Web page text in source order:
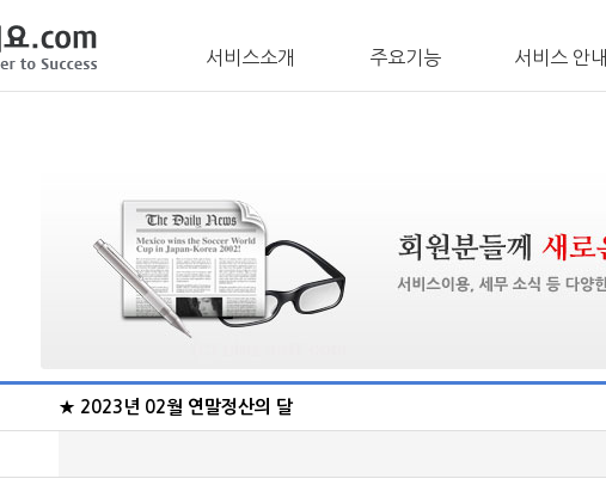
서비스소개 주요기능 서비스 안내
★ 2023년 02월 연말정산의 달